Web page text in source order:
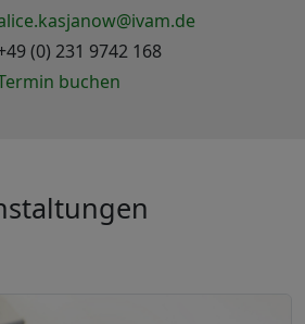
(0) 231 9742 168
buchen